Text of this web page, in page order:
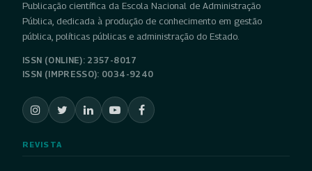
Publicação científica da Escola Nacional de Administração
Pública, dedicada à produção de conhecimento em gestão
pública, políticas públicas e administração do Estado.
ISSN (ONLINE): 2357-8017
ISSN (IMPRESSO): 0034-9240
REVISTA